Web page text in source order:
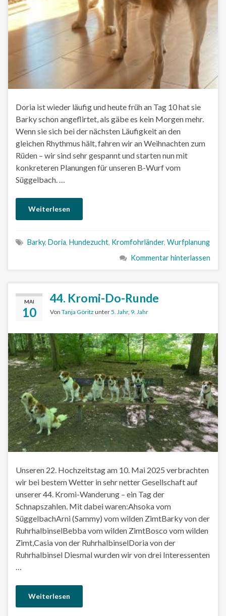
Doria ist wieder läufig und heute früh an Tag 10 hat sie
Barky schon angeflirtet, als gäbe es kein Morgen mehr.
Wenn sie sich bei der nächsten Läufigkeit an den
gleichen Rhythmus hält, fahren wir an Weihnachten zum
Rüden – wir sind sehr gespannt und starten nun mit
konkreteren Planungen für unseren B-Wurf vom
Süggelbach. …
Weiterlesen
Barky, Doria, Hundezucht, Kromfohrländer, Wurfplanung
Kommentar hinterlassen
MAI
10
44. Kromi-Do-Runde
Von Tanja Göritz unter5. Jahr, 9. Jahr
Unseren 22. Hochzeitstag am 10. Mai 2025 verbrachten
wir bei bestem Wetter in sehr netter Gesellschaft auf
unserer 44. Kromi-Wanderung – ein Tag der
Schnapszahlen. Mit dabei waren:Ahsoka vom
SüggelbachArni (Sammy) vom wilden ZimtBarky von der
RuhrhalbinselBebba vom wilden ZimtBosco vom wilden
Zimt,Casia von der RuhrhalbinselDoria von der
Ruhrhalbinsel Diesmal wurden wir von drei Interessenten
Weiterlesen